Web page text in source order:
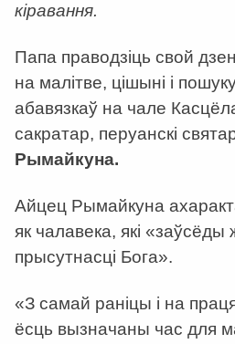
кіравання.
Папа праводзіць свой
на малітве, цішыні і
абавязкаў на чале
сакратар, перуанскі
Рымайкуна.
Айцец Рымайкуна
як чалавека, які
прысутнасці Бога».
«З самай раніцы і на
ёсць вызначаны час для